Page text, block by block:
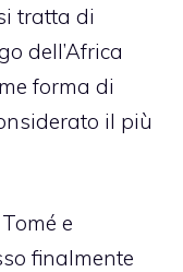
tratta di
dell’Africa
forma di
il più
e
finalmente